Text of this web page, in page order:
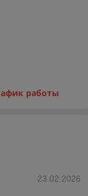
работы
23.02.2026